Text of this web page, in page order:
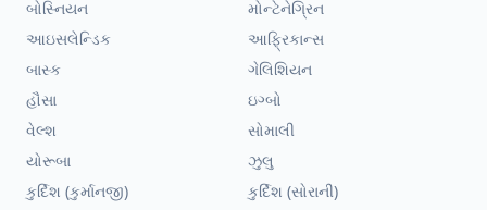
બોસ્નિયન
મોન્ટેનેગ્રિન
આઇસલેન્ડિક
આફ્રિકાન્સ
બાસ્ક
ગેલિશિયન
હૌસા
ઇગ્બો
વેલ્શ
સોમાલી
યોરૂબા
ઝુલુ
કુર્દિશ (કુર્માનજી)
કુર્દિશ (સોરાની)